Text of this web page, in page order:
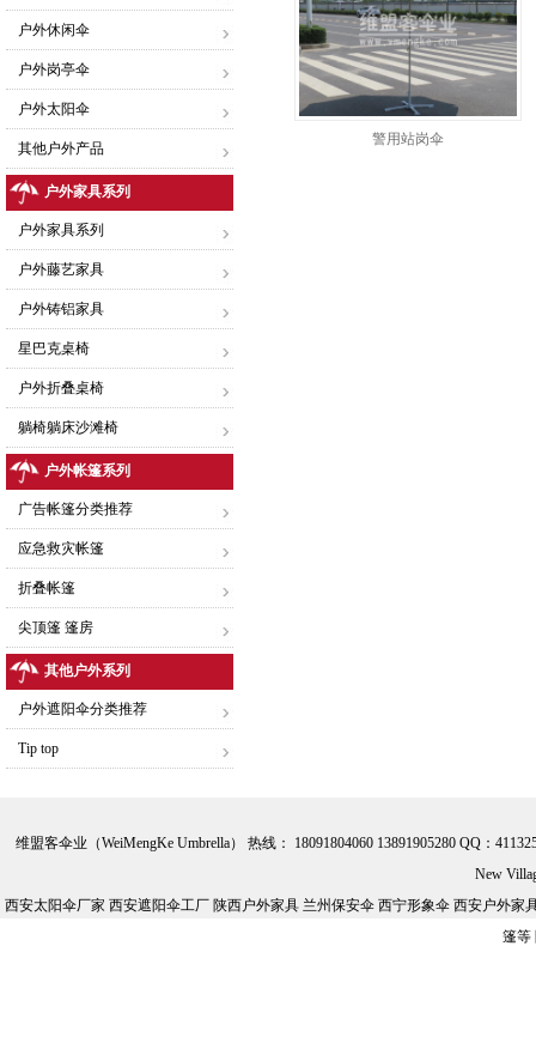
户外休闲伞
户外岗亭伞
户外太阳伞
其他户外产品
户外家具系列
户外家具系列
户外藤艺家具
户外铸铝家具
星巴克桌椅
户外折叠桌椅
躺椅躺床沙滩椅
户外帐篷系列
广告帐篷分类推荐
应急救灾帐篷
折叠帐篷
尖顶篷 篷房
其他户外系列
户外遮阳伞分类推荐
Tip top
警用站岗伞
维盟客伞业（WeiMengKe Umbrella） 热线： 18091804060 13891905280 QQ：
New
西安太阳伞厂家 西安遮阳伞工厂 陕西户外家具 兰州保安伞 西宁形象伞 西安户外
篷等